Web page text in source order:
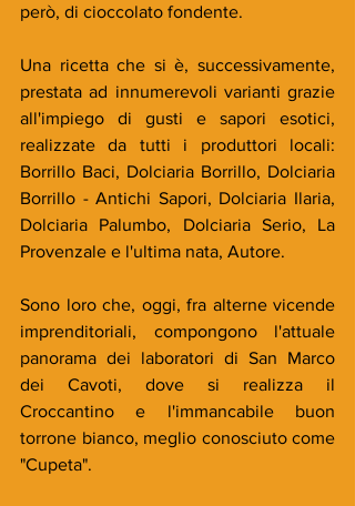
però, di cioccolato fondente.
Una ricetta che si è, successivamente,
prestata ad innumerevoli varianti grazie
all'impiego di gusti e sapori esotici,
realizzate da tutti i produttori locali:
Borrillo Baci, Dolciaria Borrillo, Dolciaria
Borrillo - Antichi Sapori, Dolciaria Ilaria,
Dolciaria Palumbo, Dolciaria Serio, La
Provenzale e l'ultima nata, Autore.
Sono loro che, oggi, fra alterne vicende
imprenditoriali, compongono l'attuale
panorama dei laboratori di San Marco
dei Cavoti, dove si realizza il
Croccantino e l'immancabile buon
torrone bianco, meglio conosciuto come
"Cupeta".